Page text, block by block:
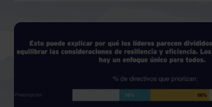
Latin America
Middle East North Africa And
Turkey